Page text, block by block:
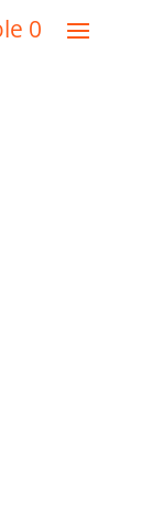
0